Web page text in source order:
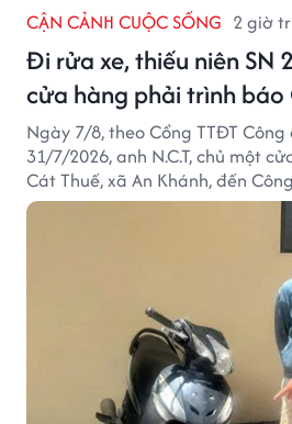
CẬN CẢNH CUỘC SỐNG 2 giờ
Đi rửa xe, thiếu niên SN
cửa hàng phải trình báo
Ngày 7/8, theo Cổng TTĐT Công
31/7/2026, anh N.C.T, chủ một
Cát Thuế, xã An Khánh, đến
việc bị mất trộm chiếc xe máy
xe còn có nhiều giấy tờ cá